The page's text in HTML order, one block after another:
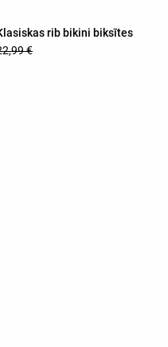
rib bikini biksītes
€